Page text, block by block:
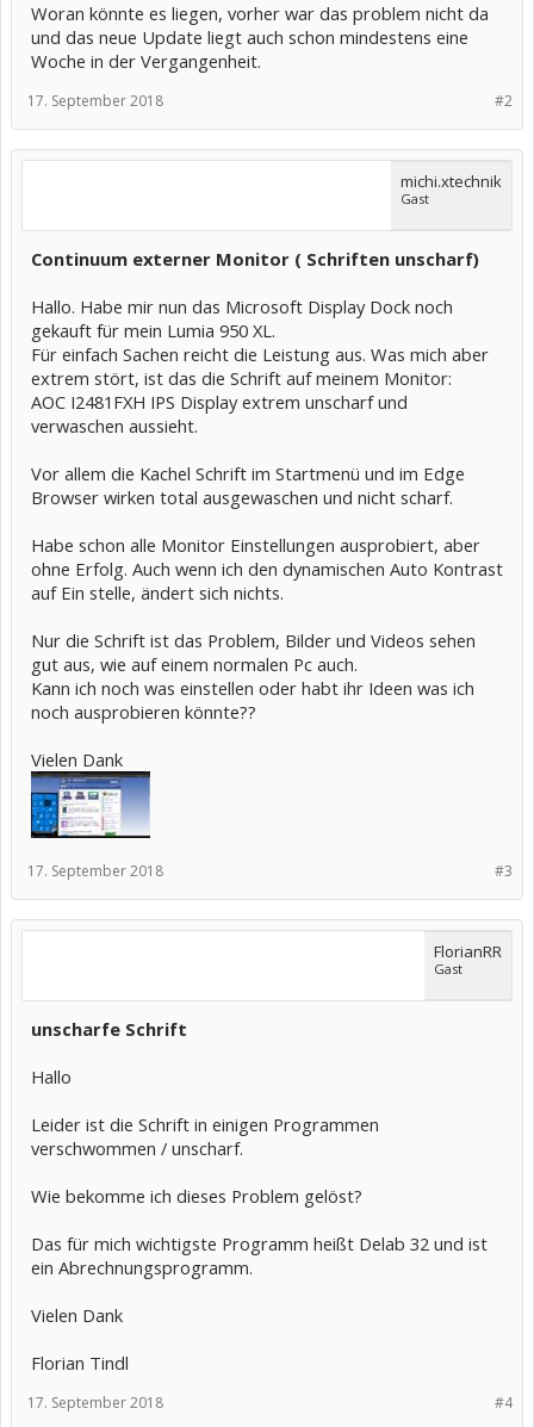
Woran könnte es liegen, vorher war das problem nicht da
und das neue Update liegt auch schon mindestens eine
Woche in der Vergangenheit.
#2
17. September 2018
michi.xtechnik
Gast
Continuum externer Monitor ( Schriften unscharf)
Hallo. Habe mir nun das Microsoft Display Dock noch
gekauft für mein Lumia 950 XL.
Für einfach Sachen reicht die Leistung aus. Was mich aber
extrem stört, ist das die Schrift auf meinem Monitor:
AOC I2481FXH IPS Display extrem unscharf und
verwaschen aussieht.
Vor allem die Kachel Schrift im Startmenü und im Edge
Browser wirken total ausgewaschen und nicht scharf.
Habe schon alle Monitor Einstellungen ausprobiert, aber
ohne Erfolg. Auch wenn ich den dynamischen Auto Kontrast
auf Ein stelle, ändert sich nichts.
Nur die Schrift ist das Problem, Bilder und Videos sehen
gut aus, wie auf einem normalen Pc auch.
Kann ich noch was einstellen oder habt ihr Ideen was ich
noch ausprobieren könnte??
Vielen Dank
#3
17. September 2018
FlorianRR
Gast
unscharfe Schrift
Hallo
Leider ist die Schrift in einigen Programmen
verschwommen / unscharf.
Wie bekomme ich dieses Problem gelöst?
Das für mich wichtigste Programm heißt Delab 32 und ist
ein Abrechnungsprogramm.
Vielen Dank
Florian Tindl
#4
17. September 2018